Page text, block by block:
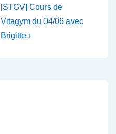
Next
Post
is
[STGV] Cours de
Vitagym du 04/06 avec
Brigitte ›